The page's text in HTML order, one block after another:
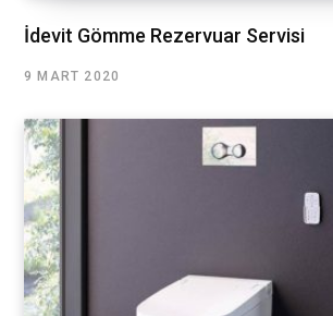
İdevit Gömme Rezervuar Servisi
9 MART 2020